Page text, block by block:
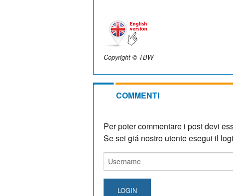
Copyright © TBW
COMMENTI
Per poter commentare i post devi
Se sei giá nostro utente esegui il
LOGIN